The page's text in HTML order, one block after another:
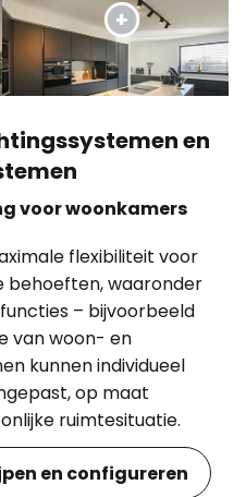
en
voor woonkamers
flexibiliteit voor
behoeften, waaronder
– bijvoorbeeld
van woon- en
kunnen individueel
op maat
ruimtesituatie.
en configureren